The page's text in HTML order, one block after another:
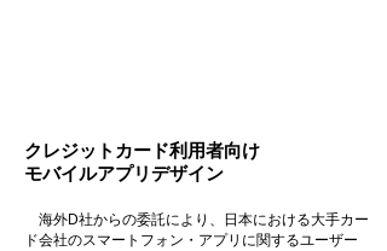
クレジットカード利用者向け
モバイルアプリデザイン
海外D社からの委託により、日本における大手カー
ド会社のスマートフォン・アプリに関するユーザー